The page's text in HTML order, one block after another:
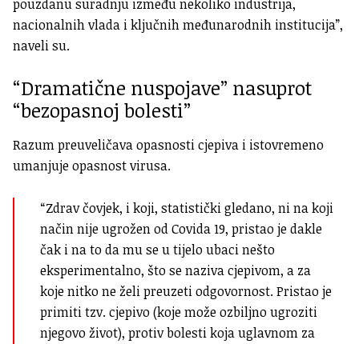
pouzdanu suradnju između nekoliko industrija,
nacionalnih vlada i ključnih međunarodnih institucija”,
naveli su.
“Dramatične nuspojave” nasuprot
“bezopasnoj bolesti”
Razum preuveličava opasnosti cjepiva i istovremeno
umanjuje opasnost virusa.
“Zdrav čovjek, i koji, statistički gledano, ni na koji
način nije ugrožen od Covida 19, pristao je dakle
čak i na to da mu se u tijelo ubaci nešto
eksperimentalno, što se naziva cjepivom, a za
koje nitko ne želi preuzeti odgovornost. Pristao je
primiti tzv. cjepivo (koje može ozbiljno ugroziti
njegovo život), protiv bolesti koja uglavnom za